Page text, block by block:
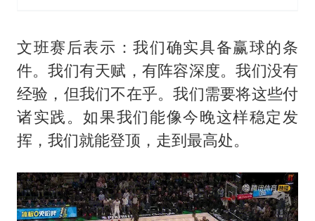
文班赛后表示：我们确实具备赢球的条
件。我们有天赋，有阵容深度。我们没有
经验，但我们不在乎。我们需要将这些付
诸实践。如果我们能像今晚这样稳定发
挥，我们就能登顶，走到最高处。